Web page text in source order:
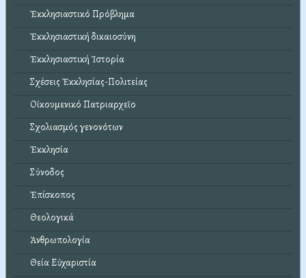
Ἐκκλησιαστικό Πρόβλημα
Ἐκκλησιαστική δικαιοσύνη
Ἐκκλησιαστική Ἱστορία
Σχέσεις Ἐκκλησίας-Πολιτείας
Οἰκουμενικό Πατριαρχεῖο
Σχολιασμός γενονότων
Ἐκκλησία
Σύνοδος
Ἐπίσκοπος
Θεολογικά
Ἀνθρωπολογία
Θεία Εὐχαριστία